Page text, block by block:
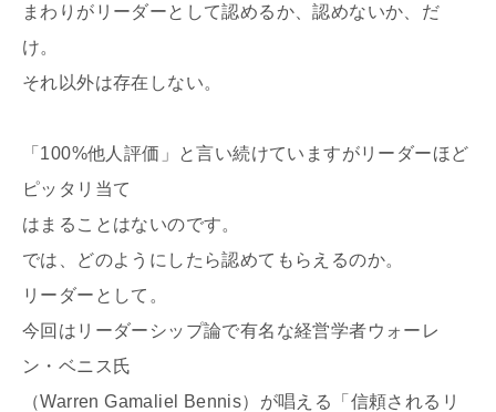
まわりがリーダーとして認めるか、認めないか、だ
け。
それ以外は存在しない。
「100%他人評価」と言い続けていますがリーダーほど
ピッタリ当て
はまることはないのです。
では、どのようにしたら認めてもらえるのか。
リーダーとして。
今回はリーダーシップ論で有名な経営学者ウォーレ
ン・ベニス氏
（Warren Gamaliel Bennis）が唱える「信頼されるリ